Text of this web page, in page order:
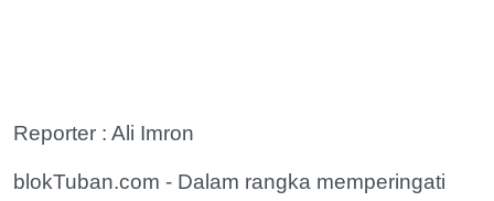
Reporter : Ali Imron
blokTuban.com - Dalam rangka memperingati